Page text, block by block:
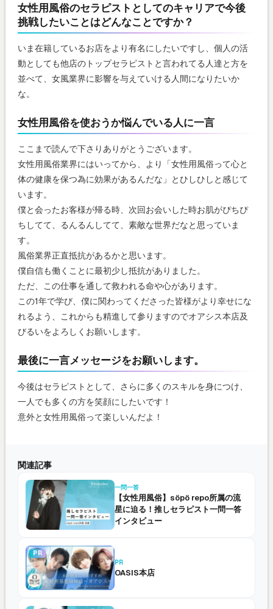
女性用風俗のセラピストとしてのキャリアで今後
挑戦したいことはどんなことですか？
いま在籍しているお店をより有名にしたいですし、個人の活
動としても他店のトップセラピストと言われてる人達と方を
並べて、女風業界に影響を与えていける人間になりたいか
な。
女性用風俗を使おうか悩んでいる人に一言
ここまで読んで下さりありがとうございます。
女性用風俗業界にはいってから、より「女性用風俗って心と
体の健康を保つ為に効果があるんだな」とひしひしと感じて
います。
僕と会ったお客様が帰る時、次回お会いした時お肌がぴちぴ
ちしてて、るんるんしてて、素敵な世界だなと思っていま
す。
風俗業界正直抵抗があるかと思います。
僕自信も働くことに最初少し抵抗がありました。
ただ、この仕事を通して救われる命や心があります。
この1年で学び、僕に関わってくださった皆様がより幸せにな
れるよう、これからも精進して参りますのでオアシス本店及
びるいをよろしくお願いします。
最後に一言メッセージをお願いします。
今後はセラピストとして、さらに多くのスキルを身につけ、
一人でも多くの方を笑顔にしたいです！
意外と女性用風俗って楽しいんだよ！
関連記事
一問一答
【女性用風俗】söpö repo所属の流
星に迫る！推しセラピスト一問一答
インタビュー
PR
PR
OASIS本店